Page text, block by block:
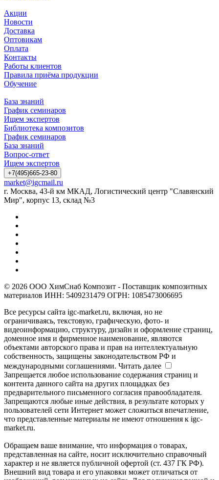
Акции
Новости
Доставка
Оптовикам
Оплата
Контакты
Работы клиентов
Правила приёма продукции
Обучение
База знаний
График семинаров
Ищем экспертов
Библиотека композитов
График семинаров
База знаний
Вопрос-ответ
Ищем экспертов
+7(495)665-23-80
market@igcmail.ru
г. Москва, 43-й км МКАД, Логистический центр "Славянский
Мир", корпус 13, склад №3
© 2026 ООО ХимСнаб Композит - Поставщик композитных
материалов ИНН: 5409231479 ОГРН: 1085473006695
Все ресурсы сайта igc-market.ru, включая, но не
ограничиваясь, текстовую, графическую, фото- и
видеоинформацию, структуру, дизайн и оформление страниц,
доменное имя и фирменное наименование, являются
объектами авторского права и прав на интеллектуальную
собственность, защищены законодательством РФ и
международными соглашениями. Читать далее
Запрещается любое использование содержания страниц и
контента данного сайта на других площадках без
предварительного письменного согласия правообладателя.
Запрещаются любые иные действия, в результате которых у
пользователей сети Интернет может сложиться впечатление,
что представленные материалы не имеют отношения к igc-
market.ru.
Обращаем ваше внимание, что информация о товарах,
представленная на сайте, носит исключительно справочный
характер и не является публичной офертой (ст. 437 ГК РФ).
Внешний вид товара и его упаковки может отличаться от